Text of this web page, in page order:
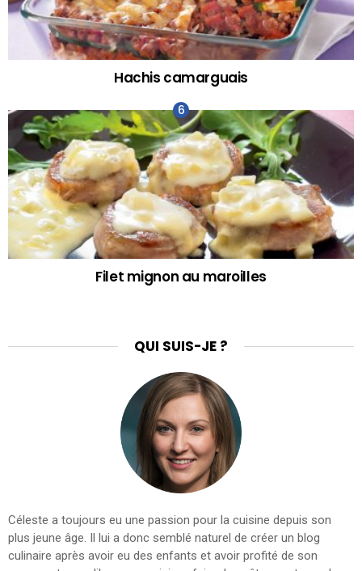
Hachis camarguais
Filet mignon au maroilles
QUI SUIS-JE ?
Céleste a toujours eu une passion pour la cuisine depuis son
plus jeune âge. Il lui a donc semblé naturel de créer un blog
culinaire après avoir eu des enfants et avoir profité de son